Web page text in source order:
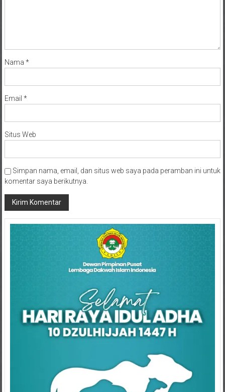
Nama*
Email*
Situs Web
Simpan nama, email, dan situs web saya pada peramban ini untuk
komentar saya berikutnya.